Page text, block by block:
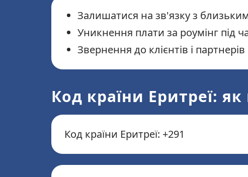
Залишатися на зв'язку з
Уникнення плати за роумінг під
Звернення до клієнтів і
Код країни Еритреї:
Код країни Еритреї: +291